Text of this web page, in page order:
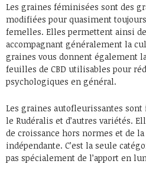
Les graines féminisées sont des
modifiées pour quasiment
femelles. Elles permettent ainsi
accompagnant généralement la
graines vous donnent également
feuilles de CBD utilisables pour
psychologiques en général.
Les graines autofleurissantes
le Rudéralis et d’autres variétés.
de croissance hors normes et de
indépendante. C’est la seule
pas spécialement de l’apport en